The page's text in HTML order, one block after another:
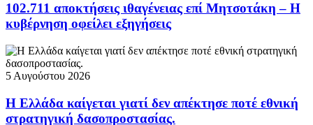
102.711 αποκτήσεις ιθαγένειας επί Μητσοτάκη – Η
κυβέρνηση οφείλει εξηγήσεις
5 Αυγούστου 2026
Η Ελλάδα καίγεται γιατί δεν απέκτησε ποτέ εθνική
στρατηγική δασοπροστασίας.